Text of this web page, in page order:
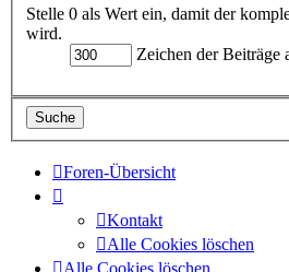
Stelle 0 als Wert ein, damit der
wird.
Zeichen der Beiträge
Foren-Übersicht
Kontakt
Alle Cookies löschen
Alle Cookies löschen